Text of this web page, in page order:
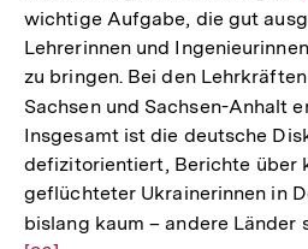
wichtige Aufgabe, die gut
Lehrerinnen und
zu bringen. Bei den
Sachsen und Sachsen-Anhalt
Insgesamt ist die deutsche
defizitorientiert, Berichte über
geflüchteter Ukrainerinnen in
bislang kaum – andere Länder